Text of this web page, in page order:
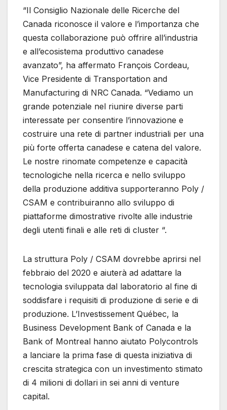
“Il Consiglio Nazionale delle Ricerche del
Canada riconosce il valore e l’importanza che
questa collaborazione può offrire all’industria
e all’ecosistema produttivo canadese
avanzato”, ha affermato François Cordeau,
Vice Presidente di Transportation and
Manufacturing di NRC Canada. “Vediamo un
grande potenziale nel riunire diverse parti
interessate per consentire l’innovazione e
costruire una rete di partner industriali per una
più forte offerta canadese e catena del valore.
Le nostre rinomate competenze e capacità
tecnologiche nella ricerca e nello sviluppo
della produzione additiva supporteranno Poly /
CSAM e contribuiranno allo sviluppo di
piattaforme dimostrative rivolte alle industrie
degli utenti finali e alle reti di cluster “.
La struttura Poly / CSAM dovrebbe aprirsi nel
febbraio del 2020 e aiuterà ad adattare la
tecnologia sviluppata dal laboratorio al fine di
soddisfare i requisiti di produzione di serie e di
produzione. L’Investissement Québec, la
Business Development Bank of Canada e la
Bank of Montreal hanno aiutato Polycontrols
a lanciare la prima fase di questa iniziativa di
crescita strategica con un investimento stimato
di 4 milioni di dollari in sei anni di venture
capital.